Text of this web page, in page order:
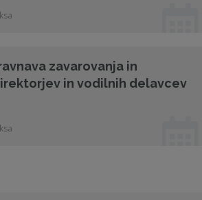
zavarovanja in
in vodilnih delavcev